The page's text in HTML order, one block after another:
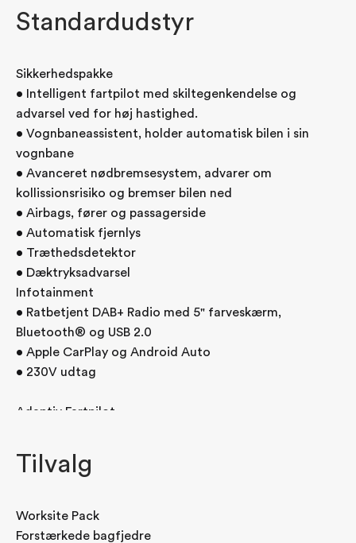
Standardudstyr
Sikkerhedspakke
• Intelligent fartpilot med skiltegenkendelse og
advarsel ved for høj hastighed.
• Vognbaneassistent, holder automatisk bilen i sin
vognbane
• Avanceret nødbremsesystem, advarer om
kollissionsrisiko og bremser bilen ned
• Airbags, fører og passagerside
• Automatisk fjernlys
• Træthedsdetektor
• Dæktryksadvarsel
Infotainment
• Ratbetjent DAB+ Radio med 5" farveskærm,
Bluetooth® og USB 2.0
• Apple CarPlay og Android Auto
• 230V udtag
Adaptiv Fartpilot
• Fuld Stop&G0 på e-Boxer
• Bakkamera samt 360gr. P-sensorer
• Digitalt bakspejl
Tilvalg
Worksite Pack
Forstærkede bagfjedre